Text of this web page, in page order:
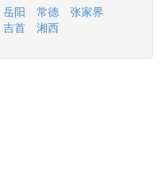
岳阳 常德
张家界
吉首 湘西